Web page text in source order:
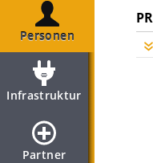
Personen
Infrastruktur
Partner